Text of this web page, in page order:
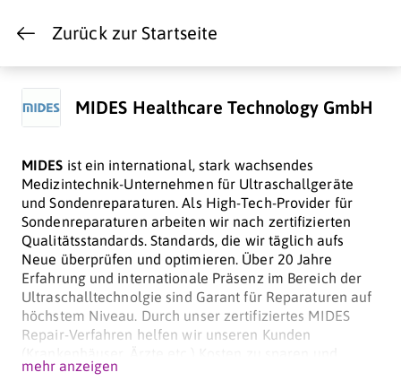
Zurück zur Startseite
MIDES Healthcare Technology GmbH
MIDES ist ein international, stark wachsendes
Medizintechnik-Unternehmen für Ultraschallgeräte
und Sondenreparaturen. Als High-Tech-Provider für
Sondenreparaturen arbeiten wir nach zertifizierten
Qualitätsstandards. Standards, die wir täglich aufs
Neue überprüfen und optimieren. Über 20 Jahre
Erfahrung und internationale Präsenz im Bereich der
Ultraschalltechnolgie sind Garant für Reparaturen auf
höchstem Niveau. Durch unser zertifiziertes MIDES
Repair-Verfahren helfen wir unseren Kunden
gehen sorgfältig mit den Ressourcen unserer Umwelt
mehr anzeigen